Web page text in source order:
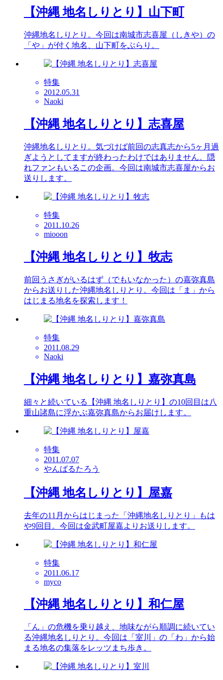
【沖縄 地名しりとり】山下町
沖縄地名しりとり。今回は南城市志喜屋（しきや）の
「や」が付く地名、山下町をぶらり。
特集
2012.05.31
Naoki
【沖縄 地名しりとり】志喜屋
沖縄地名しりとり。気づけば前回の志真志から5ヶ月過
ぎようとしてますが終わったわけではありません。隠
れファンもいるこの企画。今回は南城市志喜屋からお
送りします。
特集
2011.10.26
miooon
【沖縄 地名しりとり】牧志
前回うさぎがいるはず（でもいなかった）の嘉弥真島
からお送りした沖縄地名しりとり。今回は「ま」から
はじまる地名を探索します！
特集
2011.08.29
Naoki
【沖縄 地名しりとり】嘉弥真島
細々と続いている【沖縄 地名しりとり】の10回目は八
重山諸島に浮かぶ嘉弥真島からお届けします。
特集
2011.07.07
やんばるたろう
【沖縄 地名しりとり】屋嘉
去年の11月からはじまった「沖縄地名しりとり」もは
や9回目。今回は金武町屋嘉よりお送りします。
特集
2011.06.17
myco
【沖縄 地名しりとり】和仁屋
「ん」の危機を乗り越え、地味ながら順調に続いてい
る沖縄地名しりとり。今回は「室川」の「わ」から始
まる地名の集落をレッツまち歩き。